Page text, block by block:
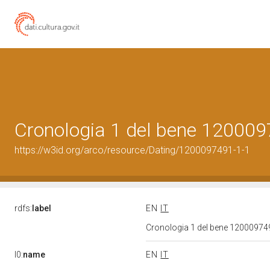
Cronologia 1 del bene
https://w3id.org/arco/resource/Dating/1200097491-1-1
rdfs: label EN
IT
Cronologia 1 del bene
l0:name EN
IT